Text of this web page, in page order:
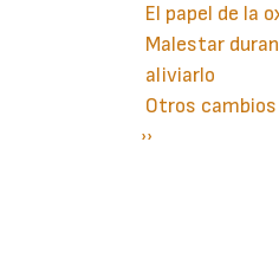
El papel de la
Malestar
aliviarlo
Otros
Paginación
Siguiente
››